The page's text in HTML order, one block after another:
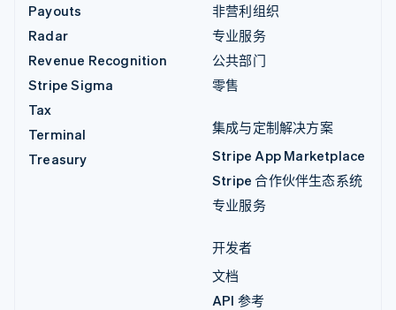
Payouts
Radar
Revenue Recognition
Stripe Sigma
Tax
Terminal
Treasury
非营利组织
专业服务
公共部门
零售
集成与定制解决方案
Stripe App Marketplace
Stripe 合作伙伴生态系统
专业服务
开发者
文档
API 参考